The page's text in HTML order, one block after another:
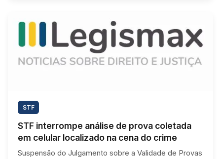
STF
STF interrompe análise de prova coletada
em celular localizado na cena do crime
Suspensão do Julgamento sobre a Validade de Provas